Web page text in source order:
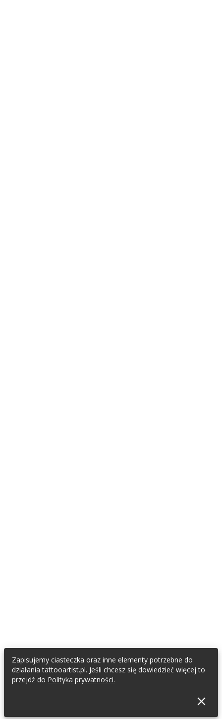
Zapisujemy ciasteczka oraz inne elementy potrzebne do
działania tattooartist.pl. Jeśli chcesz się dowiedzieć więcej to
przejdź do Polityka prywatności.